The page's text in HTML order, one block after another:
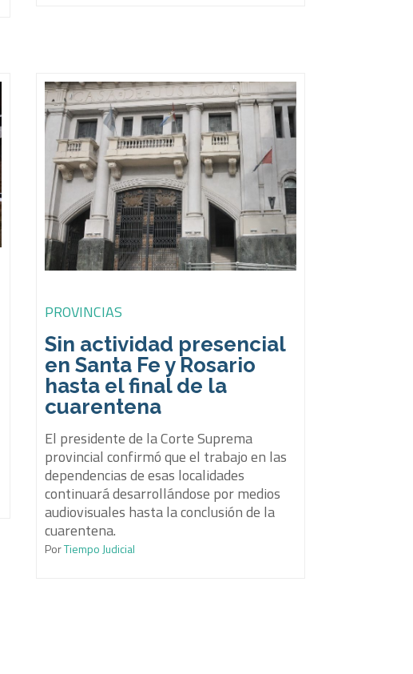
PROVINCIAS
Sin actividad presencial
en Santa Fe y Rosario
hasta el final de la
cuarentena
El presidente de la Corte Suprema
provincial confirmó que el trabajo en las
dependencias de esas localidades
continuará desarrollándose por medios
audiovisuales hasta la conclusión de la
cuarentena.
PorTiempo Judicial